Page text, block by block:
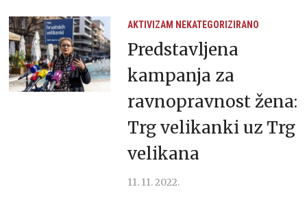
AKTIVIZAM NEKATEGORIZIRANO
Predstavljena
kampanja za
ravnopravnost žena:
Trg velikanki uz Trg
velikana
11. 11. 2022.